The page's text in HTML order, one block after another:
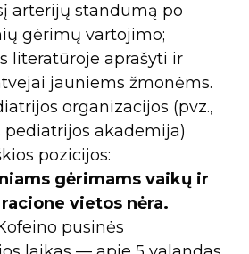
arterijų standumą po
gėrimų vartojimo;
literatūroje aprašyti ir
jauniems žmonėms.
organizacijos (pvz.,
pediatrijos akademija)
pozicijos:
gėrimams vaikų ir
vietos nėra.
pusinės